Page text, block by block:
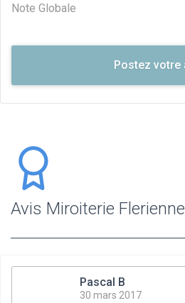
Note Globale
Avis Miroiterie Flerienne
Pascal B
30 mars 2017